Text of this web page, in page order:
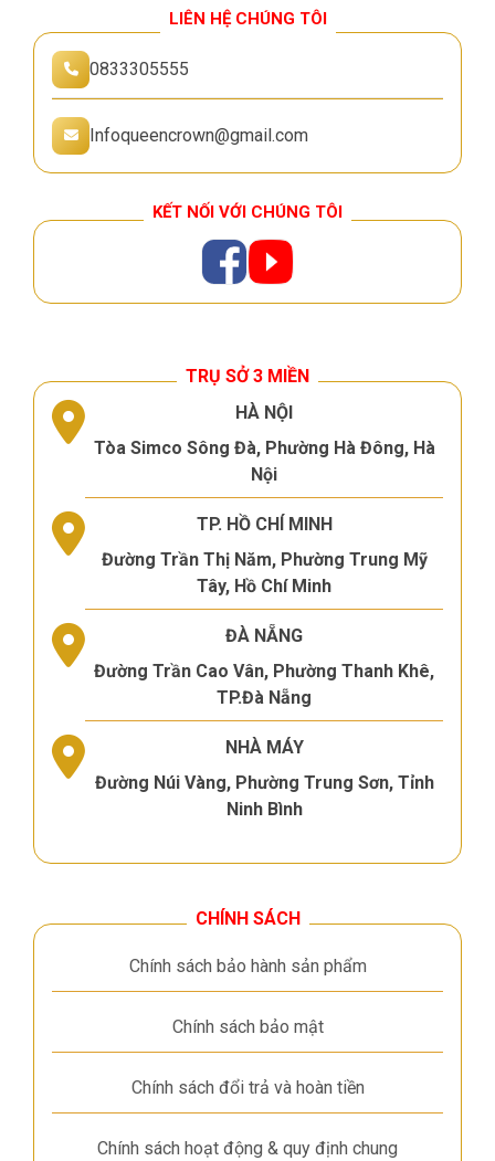
LIÊN HỆ CHÚNG TÔI
0833305555
Infoqueencrown@gmail.com
KẾT NỐI VỚI CHÚNG TÔI
TRỤ SỞ 3 MIỀN
HÀ NỘI
Tòa Simco Sông Đà, Phường Hà Đông, Hà
Nội
TP. HỒ CHÍ MINH
Đường Trần Thị Năm, Phường Trung Mỹ
Tây, Hồ Chí Minh
ĐÀ NẴNG
Đường Trần Cao Vân, Phường Thanh Khê,
TP.Đà Nẵng
NHÀ MÁY
Đường Núi Vàng, Phường Trung Sơn, Tỉnh
Ninh Bình
CHÍNH SÁCH
Chính sách bảo hành sản phẩm
Chính sách bảo mật
Chính sách đổi trả và hoàn tiền
Chính sách hoạt động & quy định chung